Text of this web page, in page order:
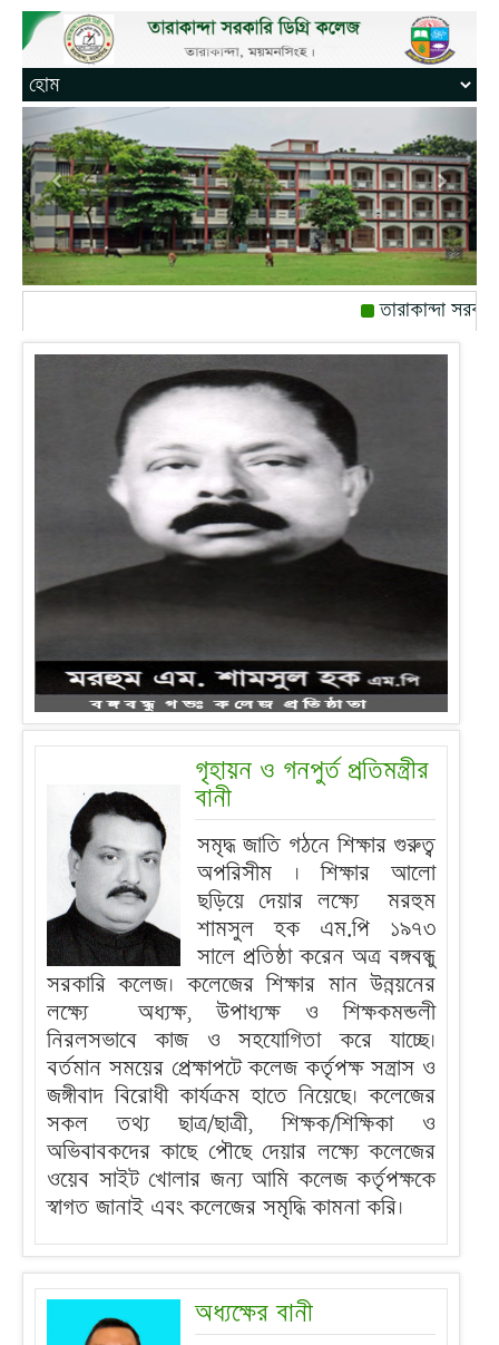
তারাকান্দা
রোজ বৃহস্পতিবার।
গৃহায়ন ও গনপুর্ত প্রতিমন্ত্রীর
বানী
সমৃদ্ধ জাতি গঠনে শিক্ষার গুরুত্ব
অপরিসীম । শিক্ষার আলো
ছড়িয়ে দেয়ার লক্ষ্যে মরহুম
শামসুল হক এম.পি ১৯৭৩
সালে প্রতিষ্ঠা করেন অত্র বঙ্গবন্ধু
সরকারি কলেজ। কলেজের শিক্ষার মান উন্নয়নের
লক্ষ্যে অধ্যক্ষ, উপাধ্যক্ষ ও শিক্ষকমন্ডলী
নিরলসভাবে কাজ ও সহযোগিতা করে যাচ্ছে।
বর্তমান সময়ের প্রেক্ষাপটে কলেজ কর্তৃপক্ষ সন্ত্রাস ও
জঙ্গীবাদ বিরোধী কার্যক্রম হাতে নিয়েছে। কলেজের
সকল তথ্য ছাত্র/ছাত্রী, শিক্ষক/শিক্ষিকা ও
অভিবাবকদের কাছে পৌছে দেয়ার লক্ষ্যে কলেজের
ওয়েব সাইট খোলার জন্য আমি কলেজ কর্তৃপক্ষকে
স্বাগত জানাই এবং কলেজের সমৃদ্ধি কামনা করি।
অধ্যক্ষের বানী